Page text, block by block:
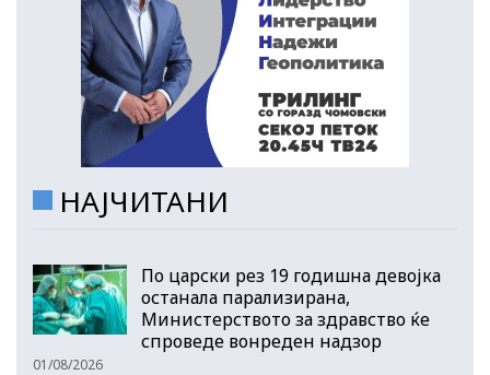
НАЈЧИТАНИ
По царски рез 19 годишна девојка
останала парализирана,
Министерството за здравство ќе
спроведе вонреден надзор
01/08/2026